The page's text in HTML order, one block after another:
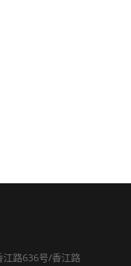
江路636号/香江路